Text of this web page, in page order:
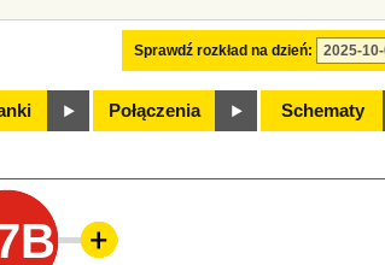
Sprawdź rozkład na dzień:
Połączenia Schematy